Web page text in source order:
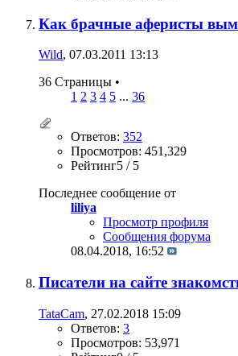
Как брачные аферисты
Wild, 07.03.2011 13:13
36 Страницы •
1 2 3 4 5 ... 36
Ответов: 352
Просмотров: 451,329
Рейтинг5 / 5
Последнее сообщение от
liliya
Просмотр профиля
Сообщения форума
08.04.2018, 16:52
Писатели на сайте
TataCam, 27.02.2018 15:09
Ответов: 3
Просмотров: 53,971